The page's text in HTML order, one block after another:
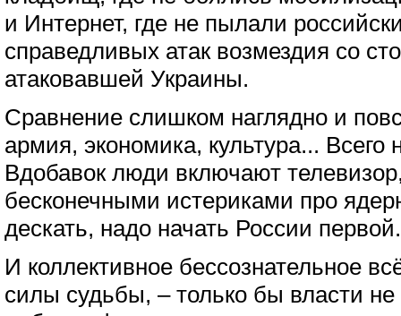
и Интернет, где не пылали
справедливых атак возмездия со
атаковавшей Украины.
Сравнение слишком наглядно и
армия, экономика, культура... Всего
Вдобавок люди включают
бесконечными истериками про
дескать, надо начать России
И коллективное бессознательное
силы судьбы, – только бы власти